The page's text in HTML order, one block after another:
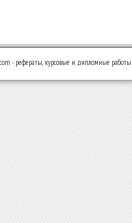
- рефераты, курсовые и дипломные работы